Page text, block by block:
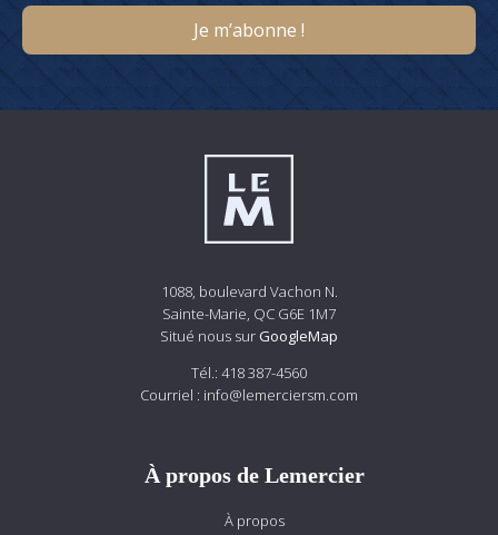
1088, boulevard Vachon N.
Sainte-Marie, QC G6E 1M7
Situé nous sur GoogleMap
Tél.: 418 387-4560
Courriel : info@lemerciersm.com
À propos de Lemercier
À propos